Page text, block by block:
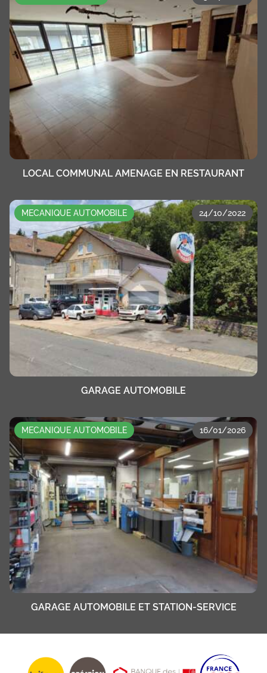
LOCAL COMMUNAL AMENAGE EN RESTAURANT
MECANIQUE AUTOMOBILE 24/10/2022
GARAGE AUTOMOBILE
MECANIQUE AUTOMOBILE 16/01/2026
GARAGE AUTOMOBILE ET STATION-SERVICE